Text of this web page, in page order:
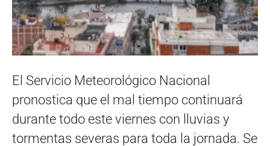
El Servicio Meteorológico Nacional
pronostica que el mal tiempo continuará
durante todo este viernes con lluvias y
tormentas severas para toda la jornada. Se